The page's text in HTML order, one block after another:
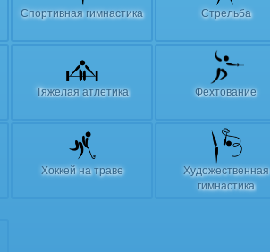
Спортивная гимнастика Стрельба
Тяжелая атлетика Фехтование
Хоккей на траве
Художественная
гимнастика